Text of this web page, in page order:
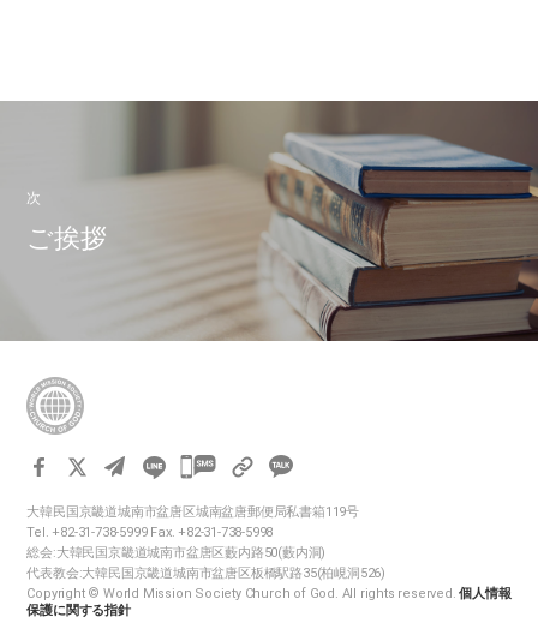
次
ご挨拶
카
오
톡
공
大韓民国京畿道城南市盆唐区城南盆唐郵便局私書箱119号
Tel. +82-31-738-5999 Fax. +82-31-738-5998
総会:大韓民国京畿道城南市盆唐区藪内路50(藪内洞)
代表教会:大韓民国京畿道城南市盆唐区板橋駅路35(柏峴洞526)
Copyright © World Mission Society Church of God. All rights reserved.個人情報
保護に関する指針